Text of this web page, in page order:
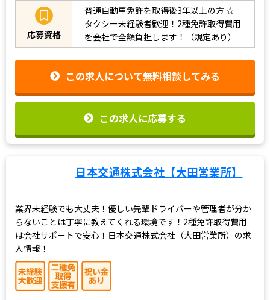
応募資格
普通自動車免許を取得後3年以上の方☆
タクシー未経験者歓迎！2種免許取得費用
を会社で全額負担します！（規定あり）
この求人について無料相談してみる
この求人に応募する
日本交通株式会社【大田営業所】
業界未経験でも大丈夫！優しい先輩ドライバーや管理者が分か
らないことは丁寧に教えてくれる環境です！2種免許取得費用
は会社サポートで安心！日本交通株式会社（大田営業所）の求
人情報！